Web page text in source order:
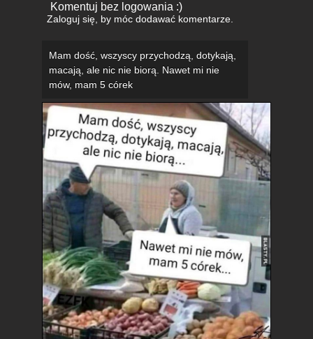
Komentuj bez logowania :)
Zaloguj się, by móc dodawać komentarze.
Mam dość, wszyscy przychodzą, dotykają,
macają, ale nic nie biorą. Nawet mi nie
mów, mam 5 córek